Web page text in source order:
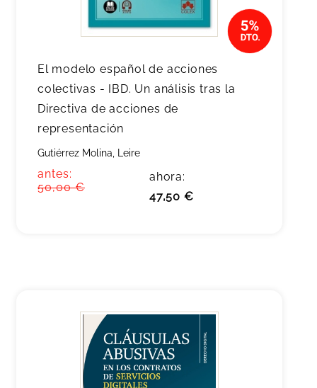
El modelo español de acciones
colectivas - IBD. Un análisis tras la
Directiva de acciones de
representación
Gutiérrez Molina, Leire
antes:
50,00 €
ahora:
47,50 €